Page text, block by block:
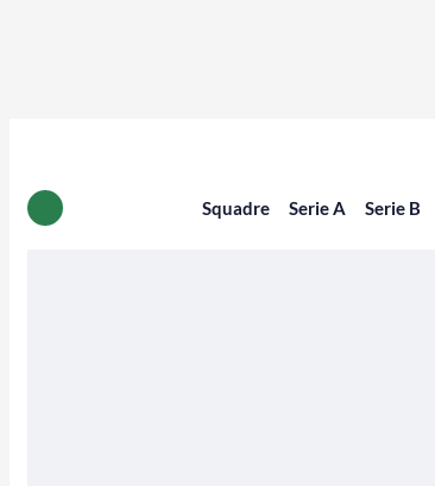
Squadre Serie A Serie B